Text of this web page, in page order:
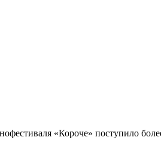
«Короче» поступило